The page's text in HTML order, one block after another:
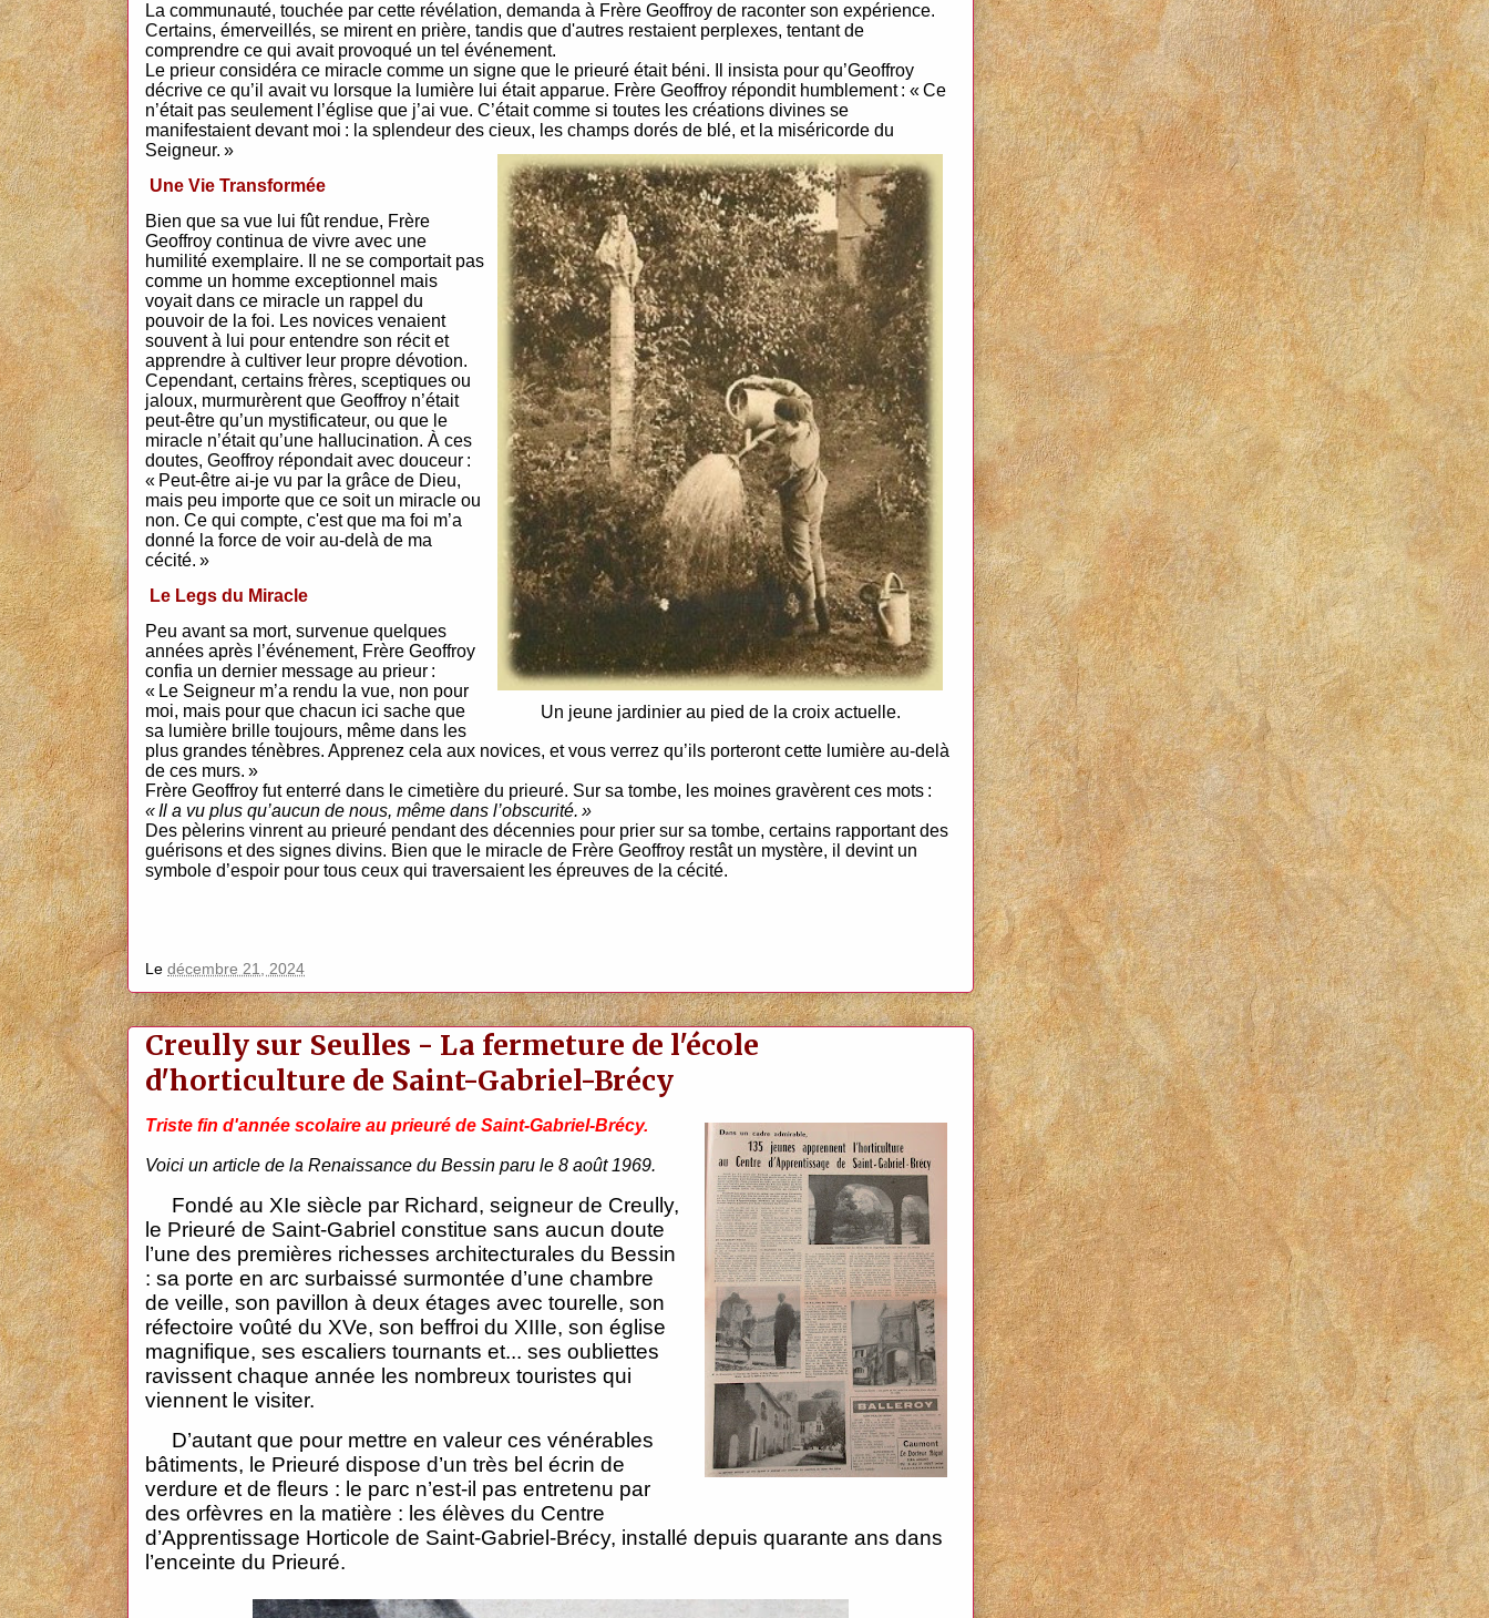
La communauté, touchée par cette révélation, demanda à Frère Geoffroy de raconter son expérience.
Certains, émerveillés, se mirent en prière, tandis que d'autres restaient perplexes, tentant de
comprendre ce qui avait provoqué un tel événement.
Le prieur considéra ce miracle comme un signe que le prieuré était béni. Il insista pour qu’Geoffroy
décrive ce qu’il avait vu lorsque la lumière lui était apparue. Frère Geoffroy répondit humblement : « Ce
n’était pas seulement l’église que j’ai vue. C’était comme si toutes les créations divines se
manifestaient devant moi : la splendeur des cieux, les champs dorés de blé, et la miséricorde du
Seigneur. »
Un jeune jardinier au pied de la croix actuelle.
Une Vie Transformée
Bien que sa vue lui fût rendue, Frère
Geoffroy continua de vivre avec une
humilité exemplaire. Il ne se comportait pas
comme un homme exceptionnel mais
voyait dans ce miracle un rappel du
pouvoir de la foi. Les novices venaient
souvent à lui pour entendre son récit et
apprendre à cultiver leur propre dévotion.
Cependant, certains frères, sceptiques ou
jaloux, murmurèrent que Geoffroy n’était
peut-être qu’un mystificateur, ou que le
miracle n’était qu’une hallucination. À ces
doutes, Geoffroy répondait avec douceur :
« Peut-être ai-je vu par la grâce de Dieu,
mais peu importe que ce soit un miracle ou
non. Ce qui compte, c'est que ma foi m’a
donné la force de voir au-delà de ma
cécité. »
Le Legs du Miracle
Peu avant sa mort, survenue quelques
années après l’événement, Frère Geoffroy
confia un dernier message au prieur :
« Le Seigneur m’a rendu la vue, non pour
moi, mais pour que chacun ici sache que
sa lumière brille toujours, même dans les
plus grandes ténèbres. Apprenez cela aux novices, et vous verrez qu’ils porteront cette lumière au-delà
de ces murs. »
Frère Geoffroy fut enterré dans le cimetière du prieuré. Sur sa tombe, les moines gravèrent ces mots :
« Il a vu plus qu’aucun de nous, même dans l’obscurité. »
Des pèlerins vinrent au prieuré pendant des décennies pour prier sur sa tombe, certains rapportant des
guérisons et des signes divins. Bien que le miracle de Frère Geoffroy restât un mystère, il devint un
symbole d’espoir pour tous ceux qui traversaient les épreuves de la cécité.
Le décembre 21, 2024
Creully sur Seulles - La fermeture de l'école
d'horticulture de Saint-Gabriel-Brécy
Triste fin d'année scolaire au prieuré de Saint-Gabriel-Brécy.
Voici un article de la Renaissance du Bessin paru le 8 août 1969.
Fondé au XIe siècle par Richard, seigneur de Creully,
le Prieuré de Saint-Gabriel constitue sans aucun doute
l’une des premières richesses architecturales du Bessin
: sa porte en arc surbaissé surmontée d’une chambre
de veille, son pavillon à deux étages avec tourelle, son
réfectoire voûté du XVe, son beffroi du XIIIe, son église
magnifique, ses escaliers tournants et... ses oubliettes
ravissent chaque année les nombreux touristes qui
viennent le visiter.
D’autant que pour mettre en valeur ces vénérables
bâtiments, le Prieuré dispose d’un très bel écrin de
verdure et de fleurs : le parc n’est-il pas entretenu par
des orfèvres en la matière : les élèves du Centre
d’Apprentissage Horticole de Saint-Gabriel-Brécy, installé depuis quarante ans dans
l’enceinte du Prieuré.